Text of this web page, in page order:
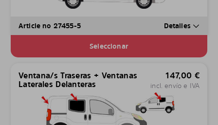
Article no 27455-5 Detalles
Seleccionar
Ventana/s Traseras + Ventanas
Laterales Delanteras
147,00 €
incl. envío e IVA